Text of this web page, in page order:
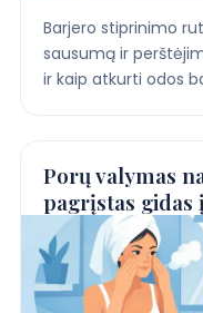
Barjero stiprinimo
sausumą ir
ir kaip atkurti odos
Porų valymas
pagrįstas gidas